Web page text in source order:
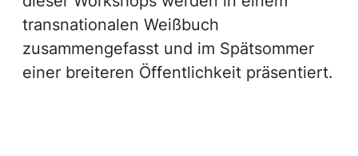
transnationalen Weißbuch
zusammengefasst und im Spätsommer
einer breiteren Öffentlichkeit präsentiert.